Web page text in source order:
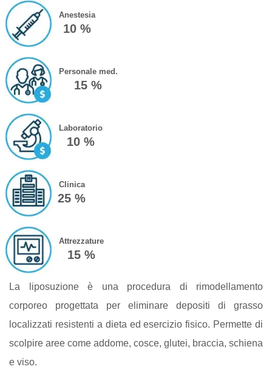
Anestesia
10 %
Personale med.
15 %
Laboratorio
10 %
Clinica
25 %
Attrezzature
15 %
La liposuzione è una procedura di rimodellamento
corporeo progettata per eliminare depositi di grasso
localizzati resistenti a dieta ed esercizio fisico. Permette di
scolpire aree come addome, cosce, glutei, braccia, schiena
e viso.